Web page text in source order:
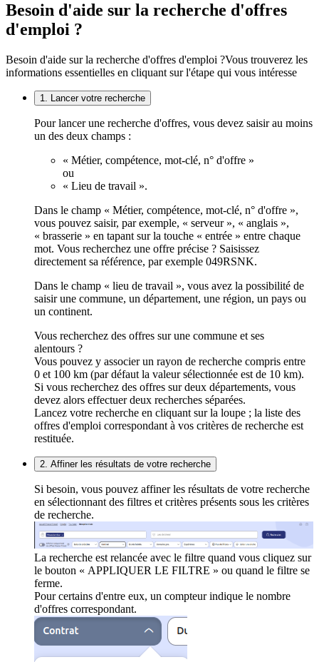
Besoin d'aide sur la recherche d'offres
d'emploi ?
Besoin d'aide sur la recherche d'offres d'emploi ?Vous trouverez les
informations essentielles en cliquant sur l'étape qui vous intéresse
1. Lancer votre recherche
Pour lancer une recherche d'offres, vous devez saisir au moins
un des deux champs :
« Métier, compétence, mot-clé, n° d'offre »
ou
« Lieu de travail ».
Dans le champ « Métier, compétence, mot-clé, n° d'offre »,
vous pouvez saisir, par exemple, « serveur », « anglais »,
« brasserie » en tapant sur la touche « entrée » entre chaque
mot. Vous recherchez une offre précise ? Saisissez
directement sa référence, par exemple 049RSNK.
Dans le champ « lieu de travail », vous avez la possibilité de
saisir une commune, un département, une région, un pays ou
un continent.
Vous recherchez des offres sur une commune et ses
alentours ?
Vous pouvez y associer un rayon de recherche compris entre
0 et 100 km (par défaut la valeur sélectionnée est de 10 km).
Si vous recherchez des offres sur deux départements, vous
devez alors effectuer deux recherches séparées.
Lancez votre recherche en cliquant sur la loupe ; la liste des
offres d'emploi correspondant à vos critères de recherche est
restituée.
2. Affiner les résultats de votre recherche
Si besoin, vous pouvez affiner les résultats de votre recherche
en sélectionnant des filtres et critères présents sous les critères
de recherche.
La recherche est relancée avec le filtre quand vous cliquez sur
le bouton « APPLIQUER LE FILTRE » ou quand le filtre se
ferme.
Pour certains d'entre eux, un compteur indique le nombre
d'offres correspondant.